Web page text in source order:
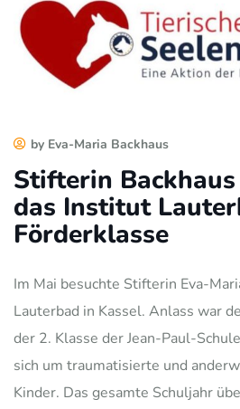
by Eva-Maria Backhaus
Stifterin
das Institut
Förderklasse
Im Mai besuchte Stifterin Eva-
Lauterbad in Kassel. Anlass war
der 2. Klasse der Jean-Paul-
sich um traumatisierte und
Kinder. Das gesamte Schuljahr